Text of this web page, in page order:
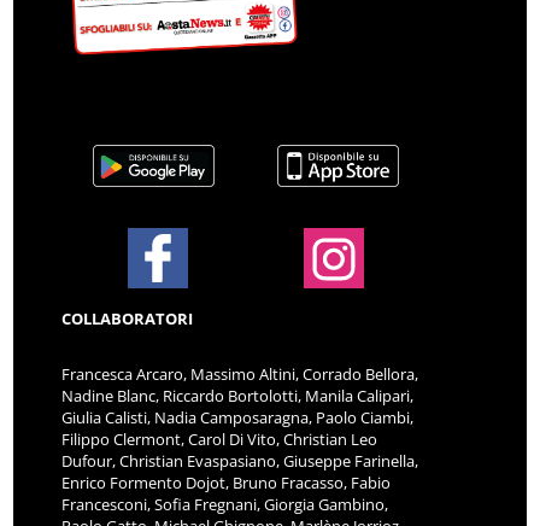
COLLABORATORI
Francesca Arcaro, Massimo Altini, Corrado Bellora,
Nadine Blanc, Riccardo Bortolotti, Manila Calipari,
Giulia Calisti, Nadia Camposaragna, Paolo Ciambi,
Filippo Clermont, Carol Di Vito, Christian Leo
Dufour, Christian Evaspasiano, Giuseppe Farinella,
Enrico Formento Dojot, Bruno Fracasso, Fabio
Francesconi, Sofia Fregnani, Giorgia Gambino,